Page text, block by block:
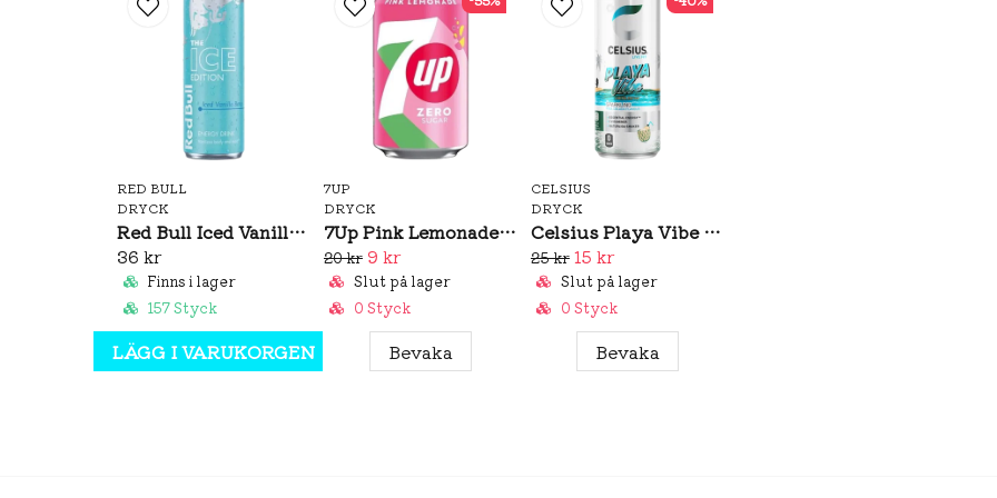
RED BULL
DRYCK
Red Bull Iced Vanilla Berry 250ml
36 kr
Finns i lager
157 Styck
LÄGG I VARUKORGEN
7UP
DRYCK
7Up Pink Lemonade Zero 330ml (BF: 02/2026)
20 kr 9 kr
Slut på lager
0 Styck
Bevaka
CELSIUS
DRYCK
Celsius Playa Vibe 355ml
25 kr 15 kr
Slut på lager
0 Styck
Bevaka